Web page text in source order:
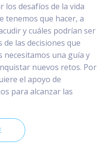
los desafíos de la vida
tenemos que hacer, a
y cuáles podrían ser
de las decisiones que
necesitamos una guía y
nuevos retos. Por
el apoyo de
para alcanzar las